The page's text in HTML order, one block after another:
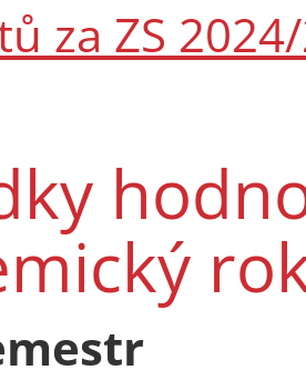
za ZS